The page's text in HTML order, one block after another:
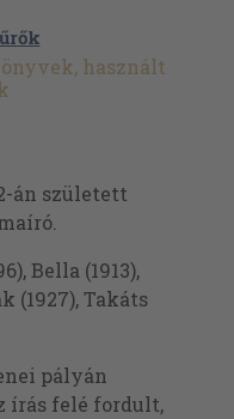
használt
án született
Bella (1913),
(1927), Takáts
pályán
írás felé fordult,